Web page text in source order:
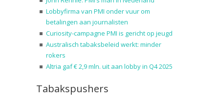
Lobbyfirma van PMI onder vuur om
betalingen aan journalisten
Curiosity-campagne PMI is gericht op jeugd
Australisch tabaksbeleid werkt: minder
rokers
Altria gaf € 2,9 mln. uit aan lobby in Q4 2025
Tabakspushers